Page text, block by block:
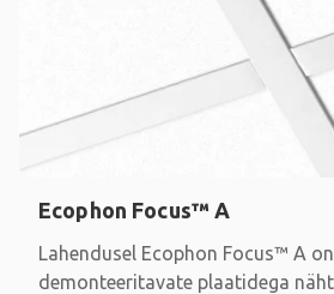
Ecophon Focus™ A
Lahendusel Ecophon Focus™ A
demonteeritavate plaatidega